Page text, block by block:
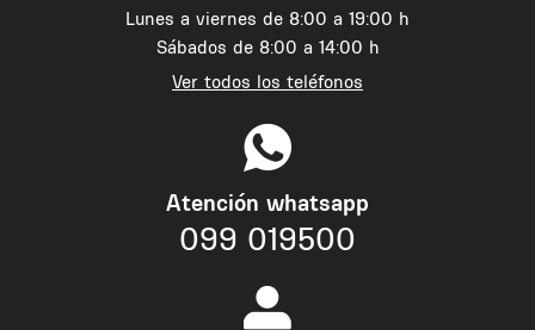
Lunes a viernes de 8:00 a 19:00 h
Sábados de 8:00 a 14:00 h
Ver todos los teléfonos
Atención whatsapp
099 019500